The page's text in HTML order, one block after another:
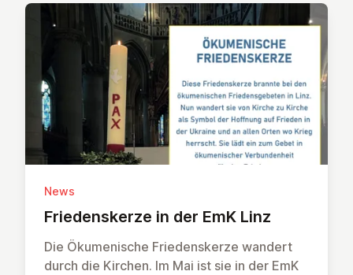
News
Frie­dens­ker­ze in der EmK Linz
Die Ökumenische Friedenskerze wandert
durch die Kirchen. Im Mai ist sie in der EmK